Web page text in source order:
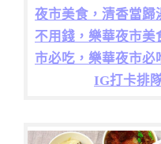
夜市美食，清香當歸
不用錢，樂華夜市美
市必吃，樂華夜市必
IG打卡排